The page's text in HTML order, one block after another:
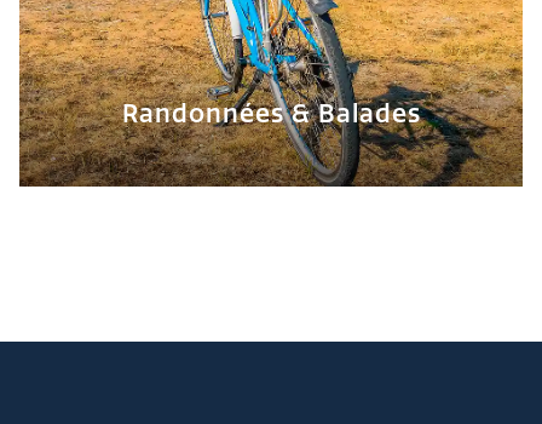
Randonnées & Balades